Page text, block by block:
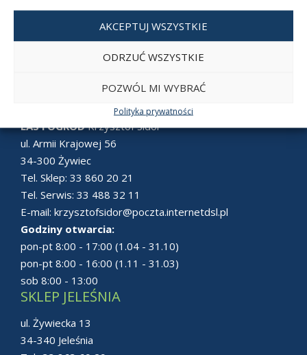
AKCEPTUJ WSZYSTKIE
ODRZUĆ WSZYSTKIE
POZWÓL MI WYBRAĆ
Polityka prywatności
LAS i OGRÓDKrzysztof Sidor
ul. Armii Krajowej 56
34-300 Żywiec
Tel. Sklep: 33 860 20 21
Tel. Serwis: 33 488 32 11
E-mail: krzysztofsidor@poczta.internetdsl.pl
Godziny otwarcia:
pon-pt 8:00 - 17:00 (1.04 - 31.10)
pon-pt 8:00 - 16:00 (1.11 - 31.03)
sob 8:00 - 13:00
SKLEP JELEŚNIA
ul. Żywiecka 13
34-340 Jeleśnia